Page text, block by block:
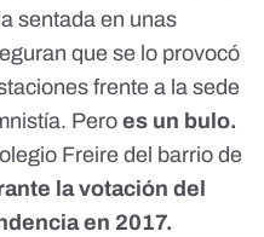
sentada en unas
que se lo provocó
frente a la sede
Pero es un bulo.
Freire del barrio de
la votación del
en 2017.